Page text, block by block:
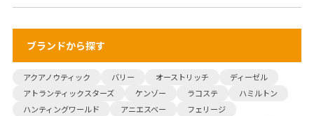
ブランドから探す
アクアノウティック バリー オーストリッチ
ディーゼル
アトランティックスターズ
ケンゾー ラコステ
ハミルトン
ハンティングワールド
アニエスベー
フェリージ